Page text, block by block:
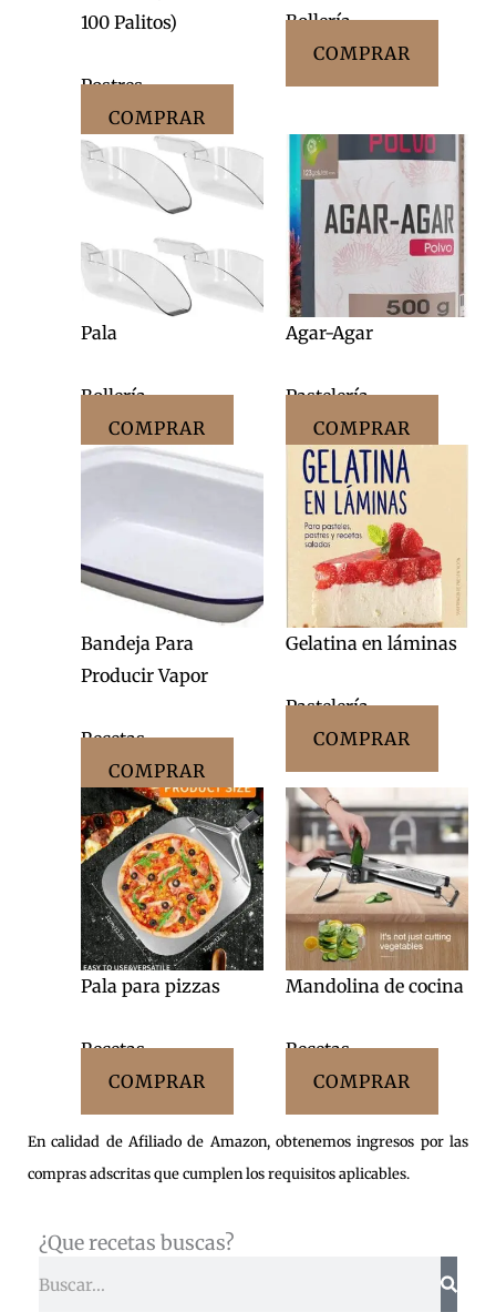
100 Palitos)
Postres
COMPRAR
Bollería
COMPRAR
Pala
Bollería
COMPRAR
Agar-Agar
Pastelería
COMPRAR
Bandeja Para
Producir Vapor
Recetas
COMPRAR
Gelatina en láminas
Pastelería
COMPRAR
Pala para pizzas
Recetas
COMPRAR
Mandolina de cocina
Recetas
COMPRAR
En calidad de Afiliado de Amazon, obtenemos ingresos por las
compras adscritas que cumplen los requisitos aplicables.
¿Que recetas buscas?